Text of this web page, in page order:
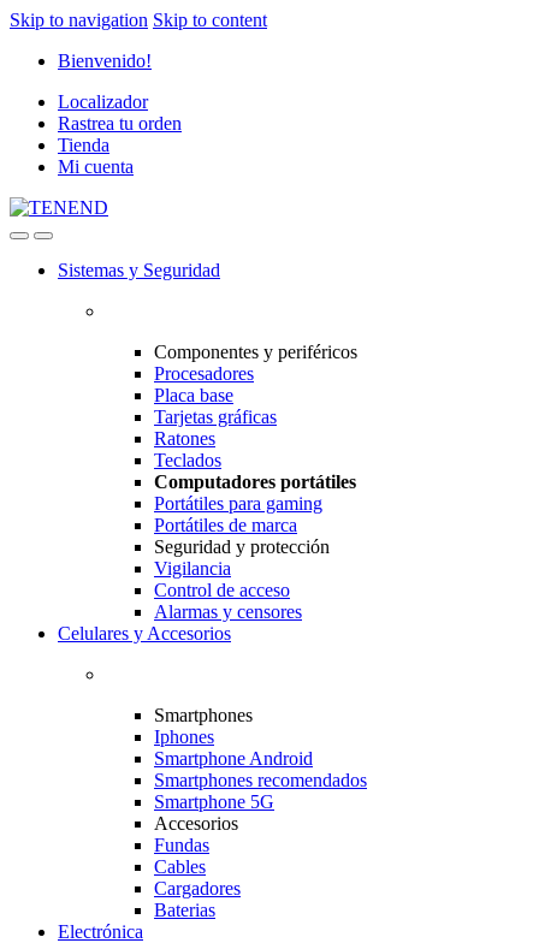
Skip to navigation Skip to content
Bienvenido!
Localizador
Rastrea tu orden
Tienda
Mi cuenta
Sistemas y Seguridad
Componentes y periféricos
Procesadores
Placa base
Tarjetas gráficas
Ratones
Teclados
Computadores portátiles
Portátiles para gaming
Portátiles de marca
Seguridad y protección
Vigilancia
Control de acceso
Alarmas y censores
Celulares y Accesorios
Smartphones
Iphones
Smartphone Android
Smartphones recomendados
Smartphone 5G
Accesorios
Fundas
Cables
Cargadores
Baterias
Electrónica